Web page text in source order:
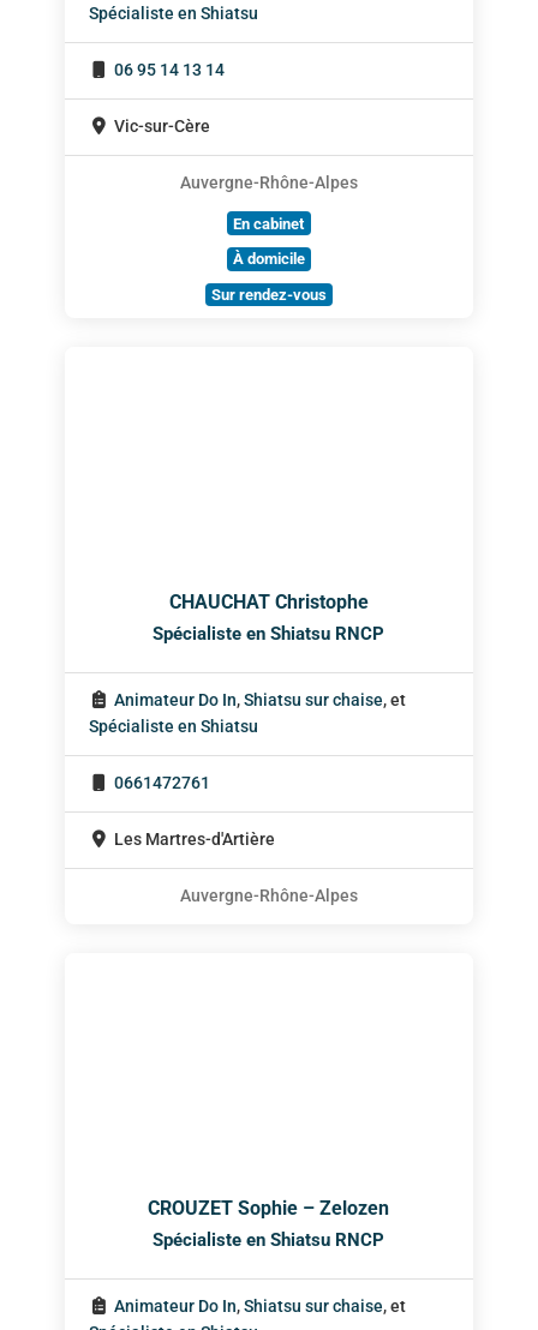
Spécialiste en Shiatsu
06 95 14 13 14
Vic-sur-Cère
Auvergne-Rhône-Alpes
En cabinet
À domicile
Sur rendez-vous
CHAUCHAT Christophe
Spécialiste en Shiatsu RNCP
Animateur Do In,Shiatsu sur chaise, et
Spécialiste en Shiatsu
0661472761
Les Martres-d'Artière
Auvergne-Rhône-Alpes
CROUZET Sophie – Zelozen
Spécialiste en Shiatsu RNCP
Animateur Do In,Shiatsu sur chaise, et